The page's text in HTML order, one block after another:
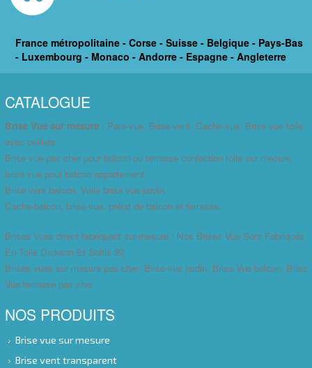
France métropolitaine - Corse - Suisse - Belgique - Pays-Bas
- Luxembourg - Monaco - Andorre - Espagne - Angleterre
CATALOGUE
Brise Vue sur mesure: Pare-vue, Brise-vent, Cache-vue, Brise vue toile
avec oeillets
Brise vue pas cher pour balcon ou terrasse confection toile sur mesure
brise vue pour balcon appartement
Brise vent balcon, Voile brise vue jardin
Cache-balcon, brise-vue, prélat de balcon et terrasse.
Brises Vues direct fabriquant sur-mesure : Nos Brises Vue Sont Fabriqués
En Toile Dickson Et Soltis 92
Brises vues sur mesure pas cher: Brise-vue jardin, Brise Vue balcon, Brise
Vue terrasse pas cher
NOS PRODUITS
Brise vue sur mesure
Brise vent transparent